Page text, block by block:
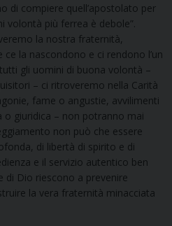
di compiere quell’apostolato per
volontà più ferrea è debole”.
la nostra fraternità,
la nascondono e ci rendono l’un
gli uomini di buona volontà –
– ci ritroveremo nella Carità
fame o angustie, avvilimenti
giuridica – non potranno mai
non può che essere
di libertà di spirito e di
e il servizio autentico ben
di Dio riescono a prevenire
la vera fraternità minacciata